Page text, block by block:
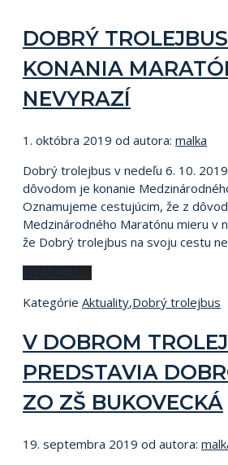
DOBRÝ
KONANIA
NEVYRAZÍ
1. októbra 2019 od autora: malka
Dobrý trolejbus v nedeľu 6. 10.
dôvodom je konanie
Oznamujeme cestujúcim, že z
Medzinárodného Maratónu mieru v
že Dobrý trolejbus na svoju cestu
ČITAŤ VIAC …
Kategórie Aktuality,Dobrý trolejbus
V DOBROM
PREDSTAVIA
ZO ZŠ BUKOVECKÁ
19. septembra 2019 od autora: